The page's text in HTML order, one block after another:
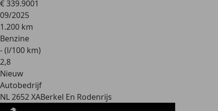
€ 339.9001
09/2025
1.200 km
Benzine
- (l/100 km)
2,8
Nieuw
Autobedrijf
NL 2652 XABerkel En Rodenrijs